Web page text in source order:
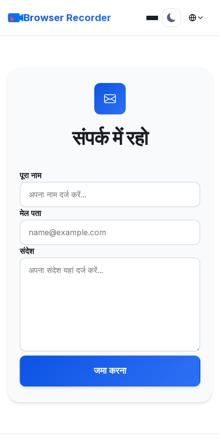
Browser Recorder
संपर्क में रहो
पूरा नाम
मेल पता
संदेश
जमा करना